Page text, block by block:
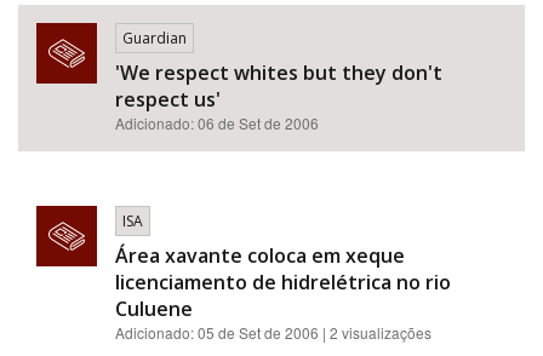
Guardian
'We respect whites but they don't
respect us'
Adicionado: 06 de Set de 2006
ISA
Área xavante coloca em xeque
licenciamento de hidrelétrica no rio
Culuene
Adicionado: 05 de Set de 2006 | 2 visualizações